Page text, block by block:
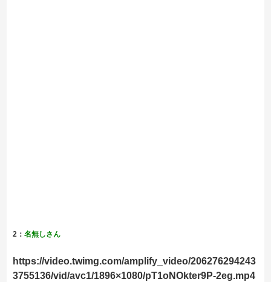
2：名無しさん
https://video.twimg.com/amplify_video/206276294243
3755136/vid/avc1/1896×1080/pT1oNOkter9P-2eg.mp4